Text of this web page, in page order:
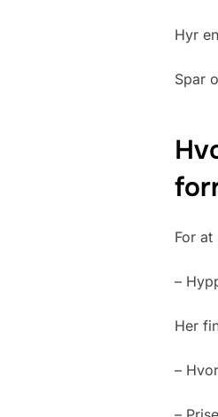
Hyr
Spar
For
–
Her
–